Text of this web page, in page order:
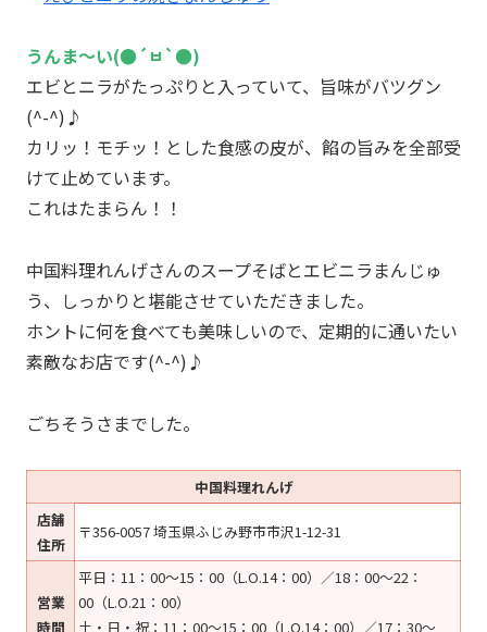
うんま～い(●´ㅂ`●)
エビとニラがたっぷりと入っていて、旨味がバツグン
(^-^)♪
カリッ！モチッ！とした食感の皮が、餡の旨みを全部受
けて止めています。
これはたまらん！！
中国料理れんげさんのスープそばとエビニラまんじゅ
う、しっかりと堪能させていただきました。
ホントに何を食べても美味しいので、定期的に通いたい
素敵なお店です(^-^)♪
ごちそうさまでした。
中国料理れんげ
店舗
住所
〒356-0057 埼玉県ふじみ野市市沢1-12-31
営業
時間
平日：11：00～15：00（L.O.14：00）／18：00～22：
00（L.O.21：00）
土・日・祝：11：00～15：00（L.O.14：00）／17：30～